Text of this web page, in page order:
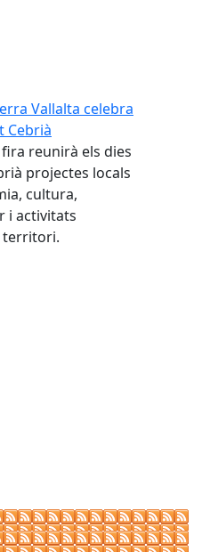
Vallalta celebra
Cebrià
fira reunirà els dies
projectes locals
cultura,
i activitats
territori.